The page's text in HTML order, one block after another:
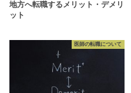
地方へ転職するメリット・デメリ
ット
医師の転職について